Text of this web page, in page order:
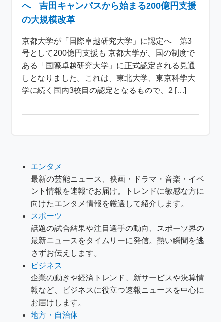
へ 吉田キャンパスから始まる200億円支援
の大規模改革
京都大学が「国際卓越研究大学」に認定へ 第3
号として200億円支援も 京都大学が、国の制度で
ある「国際卓越研究大学」に正式認定される見通
しとなりました。これは、東北大学、東京科学大
学に続く国内3校目の認定となるもので、2 […]
エンタメ
最新の芸能ニュース、映画・ドラマ・音楽・イベ
ント情報を速報でお届け。トレンドに敏感な方に
向けたエンタメ情報を厳選して紹介します。
スポーツ
話題の試合結果や注目選手の動向、スポーツ界の
最新ニュースをタイムリーに発信。熱い瞬間を逃
さずお伝えします。
ビジネス
企業の動きや経済トレンド、新サービスや決算情
報など、ビジネスに役立つ速報ニュースを中心に
お届けします。
地方・自治体